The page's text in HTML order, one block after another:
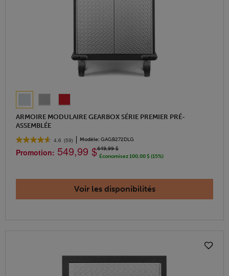
ARMOIRE MODULAIRE GEARBOX SÉRIE PREMIER PRÉ-
ASSEMBLÉE
4.6 (59) Modèle: GAGB272DLG
Promotion: 549,99 $649,99 $
Économisez 100,00 $ (15%)
Voir les disponibilités